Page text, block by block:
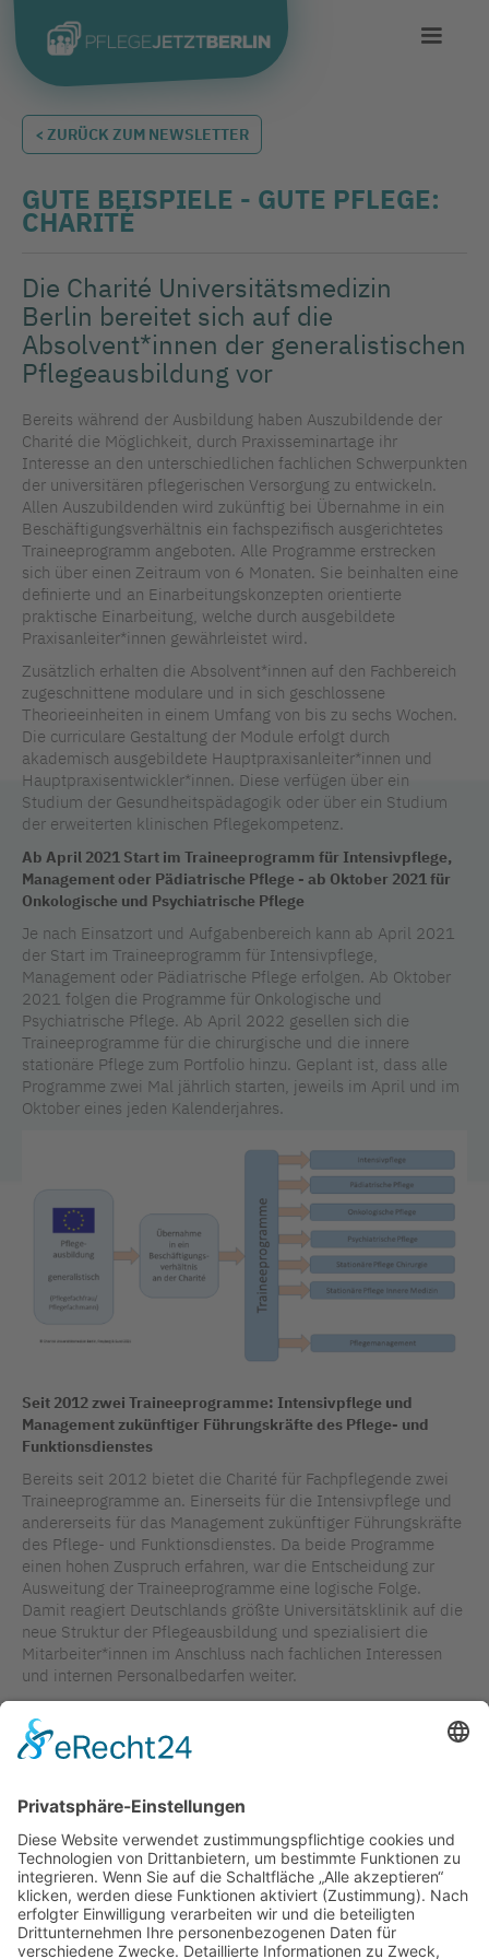
< ZURÜCK ZUM NEWSLETTER
GUTE BEISPIELE - GUTE PFLEGE:
CHARITÉ
Die Charité Universitätsmedizin
Berlin bereitet sich auf die
Absolvent*innen der generalistischen
Pflegeausbildung vor
Bereits während der Ausbildung haben Auszubildende der
Charité die Möglichkeit, durch Praxisseminartage ihr
Interesse an den unterschiedlichen fachlichen Schwerpunkten
der universitären pflegerischen Versorgung zu entwickeln.
Allen Auszubildenden wird zukünftig bei Übernahme in ein
Beschäftigungsverhältnis ein fachspezifisch ausgerichtetes
Traineeprogramm angeboten. Alle Programme erstrecken
sich über einen Zeitraum von 6 Monaten. Sie beinhalten eine
definierte und an Einarbeitungskonzepten orientierte
praktische Einarbeitung, welche durch ausgebildete
Praxisanleiter*innen gewährleistet wird.
Zusätzlich erhalten die Absolvent*innen auf den Fachbereich
zugeschnittene modulare und in sich geschlossene
Theorieeinheiten in einem Umfang von bis zu sechs Wochen.
Die curriculare Gestaltung der Module erfolgt durch
akademisch ausgebildete Hauptpraxisanleiter*innen und
Hauptpraxisentwickler*innen. Diese verfügen über ein
Studium der Gesundheitspädagogik oder über ein Studium
der erweiterten klinischen Pflegekompetenz.
Ab April 2021 Start im Traineeprogramm für Intensivpflege,
Management oder Pädiatrische Pflege - ab Oktober 2021 für
Onkologische und Psychiatrische Pflege
Je nach Einsatzort und Aufgabenbereich kann ab April 2021
der Start im Traineeprogramm für Intensivpflege,
Management oder Pädiatrische Pflege erfolgen. Ab Oktober
2021 folgen die Programme für Onkologische und
Psychiatrische Pflege. Ab April 2022 gesellen sich die
Traineeprogramme für die chirurgische und die innere
stationäre Pflege zum Portfolio hinzu. Geplant ist, dass alle
Programme zwei Mal jährlich starten, jeweils im April und im
Oktober eines jeden Kalenderjahres.
Seit 2012 zwei Traineeprogramme: Intensivpflege und
Management zukünftiger Führungskräfte des Pflege- und
Funktionsdienstes
Bereits seit 2012 bietet die Charité für Fachpflegende zwei
Traineeprogramme an. Einerseits für die Intensivpflege und
andererseits für das Management zukünftiger Führungskräfte
des Pflege- und Funktionsdienstes. Da beide Programme
einen hohen Zuspruch erfahren, war die Entscheidung zur
Ausweitung der Traineeprogramme eine logische Folge.
Damit reagiert Deutschlands größte Universitätsklinik auf die
neue Struktur der Pflegeausbildung und spezialisiert die
Mitarbeiter*innen im Anschluss nach fachlichen Interessen
und internen Personalbedarfen weiter.
Universitätsmedizin Berlin, Geschäftsbereich Pflegedirektion
Ansprechpartner: Andreas Sund, Koordinator
TAGS IN DIESEM ARTIKEL
GUTE BEISPIELE CHARITÉ
AUSBILDUNG
PERSONAL / RECRUITING